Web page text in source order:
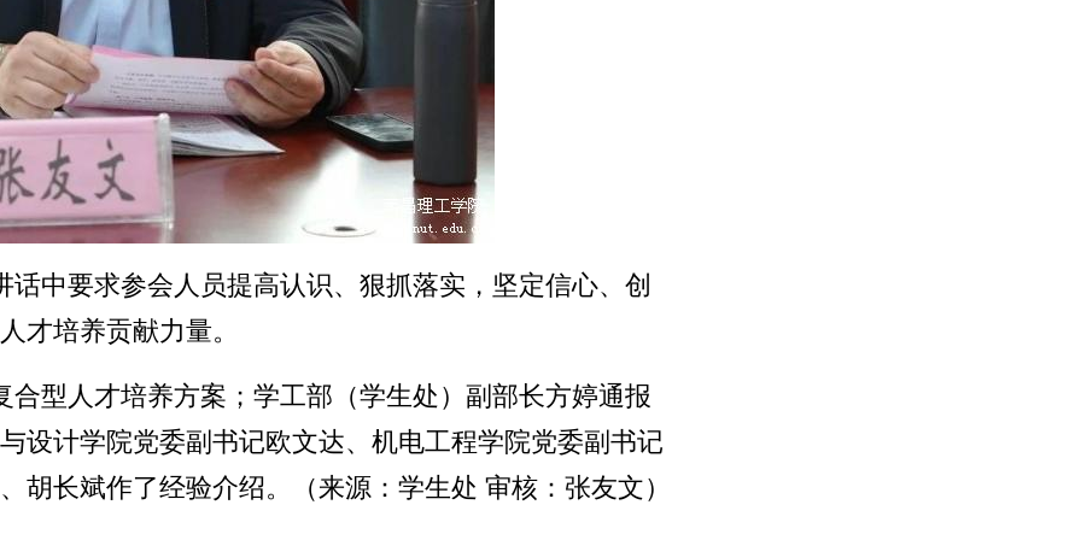
中要求参会人员提高认识、狠抓落实，坚定信心、创
才培养贡献力量。
型人才培养方案；学工部（学生处）副部长方婷通报
设计学院党委副书记欧文达、机电工程学院党委副书记
胡长斌作了经验介绍。
（来源：学生处 审核：张友文）